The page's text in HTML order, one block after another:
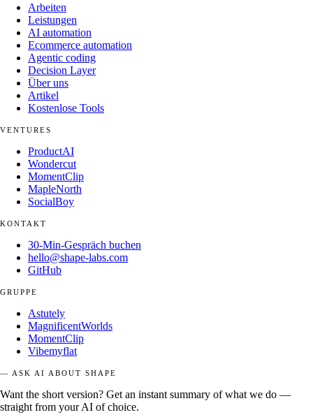
Arbeiten
Leistungen
AI automation
Ecommerce automation
Agentic coding
Decision Layer
Über uns
Artikel
Kostenlose Tools
VENTURES
ProductAI
Wondercut
MomentClip
MapleNorth
SocialBoy
KONTAKT
30-Min-Gespräch buchen
hello@shape-labs.com
GitHub
GRUPPE
Astutely
MagnificentWorlds
MomentClip
Vibemyflat
— ASK AI ABOUT SHAPE
Want the short version? Get an instant summary of what we do —
straight from your AI of choice.